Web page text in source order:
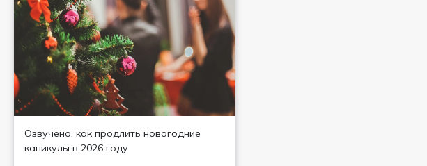
Озвучено, как продлить новогодние
каникулы в 2026 году